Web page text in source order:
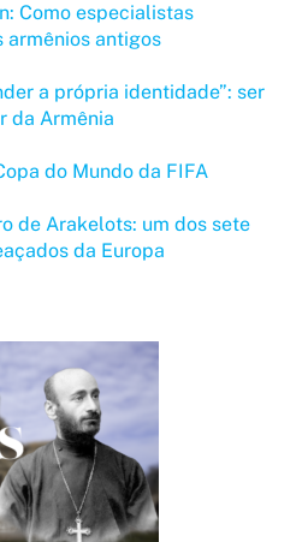
Como especialistas
armênios antigos
a própria identidade”: ser
da Armênia
do Mundo da FIFA
de Arakelots: um dos sete
da Europa